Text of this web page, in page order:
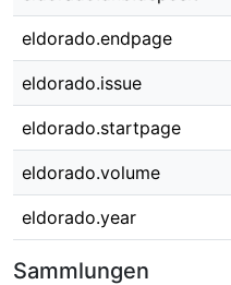
eldorado.endpage
eldorado.issue
eldorado.startpage
eldorado.volume
eldorado.year
Sammlungen